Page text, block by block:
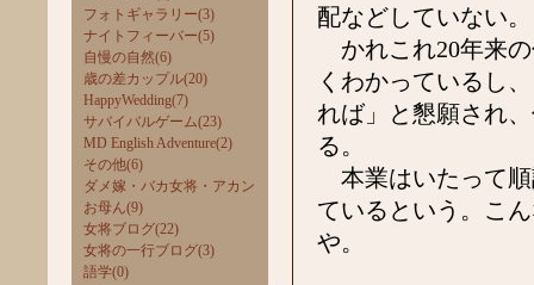
フォトギャラリー(3)
ナイトフィーバー(5)
自慢の自然(6)
歳の差カップル(20)
HappyWedding(7)
サバイバルゲーム(23)
MD English Adventure(2)
その他(6)
ダメ嫁・バカ女将・アカン
お母ん(9)
女将ブログ(22)
女将の一行ブログ(3)
語学(0)
配などしていない。
かれこれ20年来
くわかっているし
れば」と懇願され
る。
本業はいたって順
ているという。こ
や。